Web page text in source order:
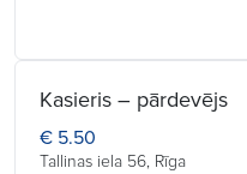
Kasieris – pārdevējs
€ 5.50
Tallinas iela 56, Rīga